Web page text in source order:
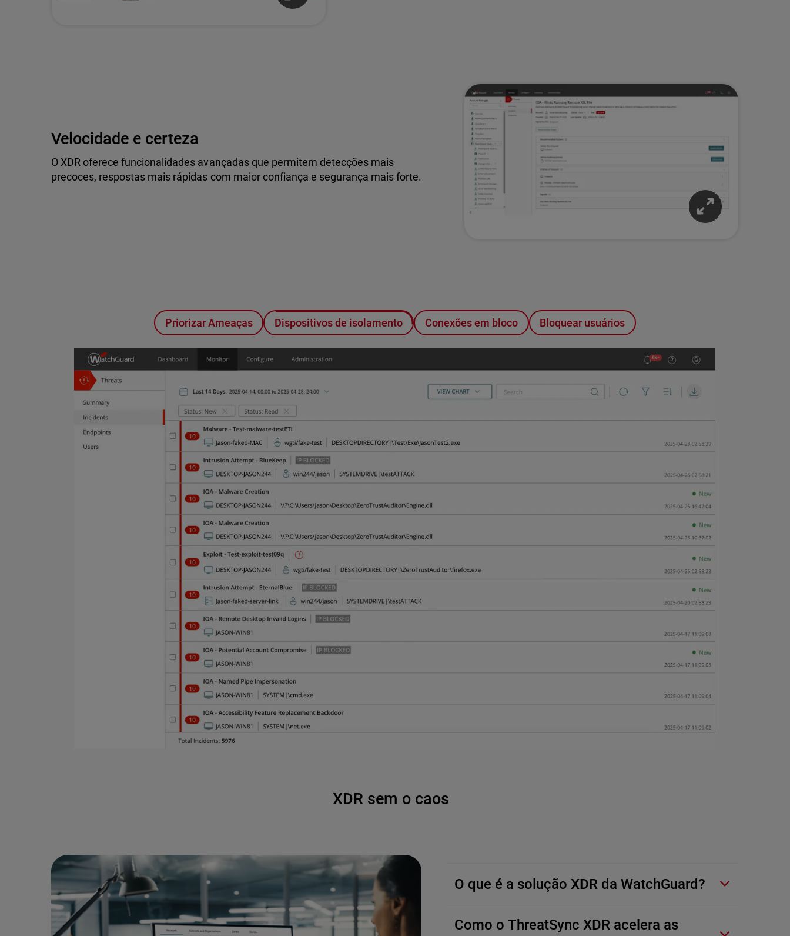
Velocidade e certeza
O XDR oferece funcionalidades avançadas que permitem detecções mais
precoces, respostas mais rápidas com maior confiança e segurança mais forte.
Priorizar Ameaças Dispositivos de isolamento Conexões em bloco Bloquear usuários
XDR sem o caos
O que é a solução XDR da WatchGuard?
Como o ThreatSync XDR acelera as